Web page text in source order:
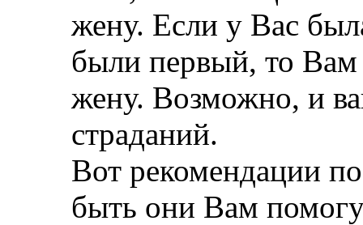
жену. Если у Вас
были первый, то Вам
жену. Возможно, и
страданий.
Вот рекомендации
быть они Вам